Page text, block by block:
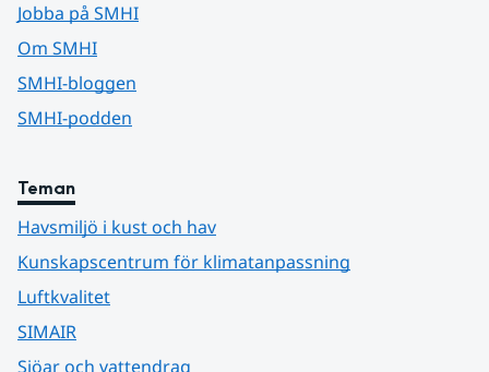
Jobba på SMHI
Om SMHI
SMHI-bloggen
SMHI-podden
Teman
Havsmiljö i kust och hav
Kunskapscentrum för klimatanpassning
Luftkvalitet
SIMAIR
Sjöar och vattendrag